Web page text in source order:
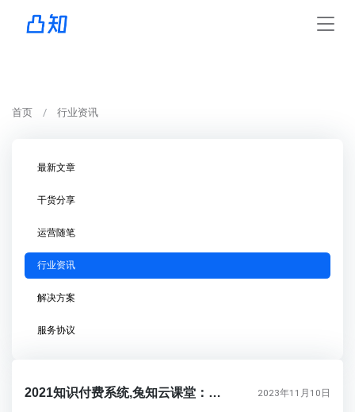
首页 行业资讯
最新文章
干货分享
运营随笔
行业资讯
解决方案
服务协议
2021知识付费系统,兔知云课堂：开启知识付费的全新模式 2023年11月10日